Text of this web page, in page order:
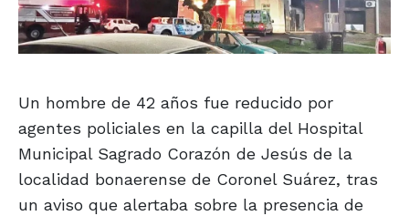
Un hombre de 42 años fue reducido por
agentes policiales en la capilla del Hospital
Municipal Sagrado Corazón de Jesús de la
localidad bonaerense de Coronel Suárez, tras
un aviso que alertaba sobre la presencia de